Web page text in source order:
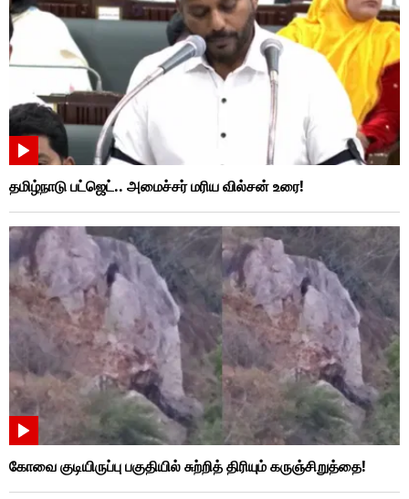
தமிழ்நாடு பட்ஜெட்.. அமைச்சர் மரிய வில்சன் உரை!
கோவை குடியிருப்பு பகுதியில் சுற்றித் திரியும் கருஞ்சிறுத்தை!